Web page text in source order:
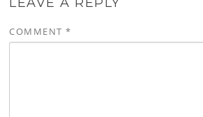
COMMENT*